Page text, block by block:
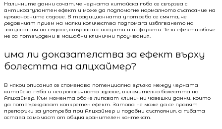
Наличните данни сочат, че черната китайска гъба се свързва с
антикоагулантен ефект и може да подпомогне нормалното състояние на
кръвоносните съдове. В традиционната употреба се смята, че
редовният прием на малки количества подпомага избягването на
запушвания на съдове, свързани с инсулти и инфаркти. Тези ефекти обаче
не са потвърдени в мащабни клинични проучвания.
има ли доказателства за ефект върху
болестта на алцхаймер?
В някои описания се споменава потенциална връзка между черната
китайска гъба и неврологичното здраве, включително болестта на
Алцхаймер. Към момента обаче липсват клинични човешки данни, които
да потвърждават конкретен ефект. Затова не може да се правят
препоръки за употреба при Алцхаймер и подобни състояния, а гъбата
остава само част от общия хранителен контекст.